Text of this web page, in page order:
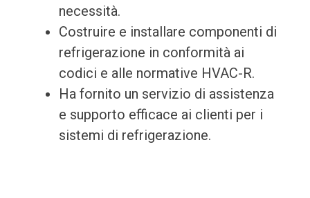
necessità.
Costruire e installare componenti di
refrigerazione in conformità ai
codici e alle normative HVAC-R.
Ha fornito un servizio di assistenza
e supporto efficace ai clienti per i
sistemi di refrigerazione.